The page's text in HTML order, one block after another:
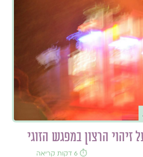
זיהוי הרצון במפגש הזוגי
⏱️ 6 דקות קריאה